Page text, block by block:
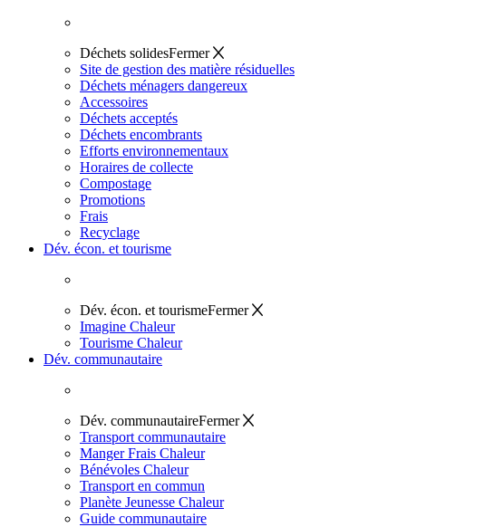
Déchets solidesFermer
Site de gestion des matière résiduelles
Déchets ménagers dangereux
Accessoires
Déchets acceptés
Déchets encombrants
Efforts environnementaux
Horaires de collecte
Compostage
Promotions
Frais
Recyclage
Dév. écon. et tourisme
Dév. écon. et tourismeFermer
Imagine Chaleur
Tourisme Chaleur
Dév. communautaire
Dév. communautaireFermer
Transport communautaire
Manger Frais Chaleur
Bénévoles Chaleur
Transport en commun
Planète Jeunesse Chaleur
Guide communautaire